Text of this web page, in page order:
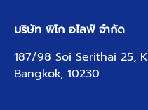
บริษัท พิโก อไลฟ์ จำกัด
187/98 Soi Serithai 25,
Bangkok, 10230